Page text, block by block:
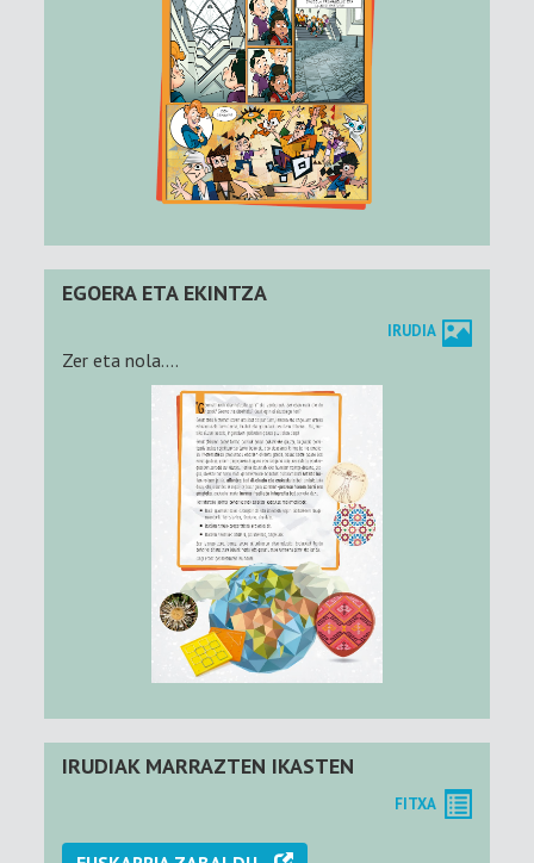
EGOERA ETA EKINTZA
IRUDIA
Zer eta nola....
IRUDIAK MARRAZTEN IKASTEN
FITXA